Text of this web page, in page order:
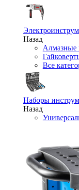
Назад
Алмазные
Все
Наборы
Назад